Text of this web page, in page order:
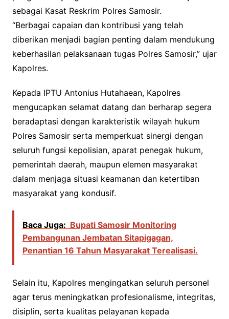
sebagai Kasat Reskrim Polres Samosir.
“Berbagai capaian dan kontribusi yang telah
diberikan menjadi bagian penting dalam mendukung
keberhasilan pelaksanaan tugas Polres Samosir,” ujar
Kapolres.
Kepada IPTU Antonius Hutahaean, Kapolres
mengucapkan selamat datang dan berharap segera
beradaptasi dengan karakteristik wilayah hukum
Polres Samosir serta memperkuat sinergi dengan
seluruh fungsi kepolisian, aparat penegak hukum,
pemerintah daerah, maupun elemen masyarakat
dalam menjaga situasi keamanan dan ketertiban
masyarakat yang kondusif.
Baca Juga: Bupati Samosir Monitoring
Pembangunan Jembatan Sitapigagan,
Penantian 16 Tahun Masyarakat Terealisasi.
Selain itu, Kapolres mengingatkan seluruh personel
agar terus meningkatkan profesionalisme, integritas,
disiplin, serta kualitas pelayanan kepada